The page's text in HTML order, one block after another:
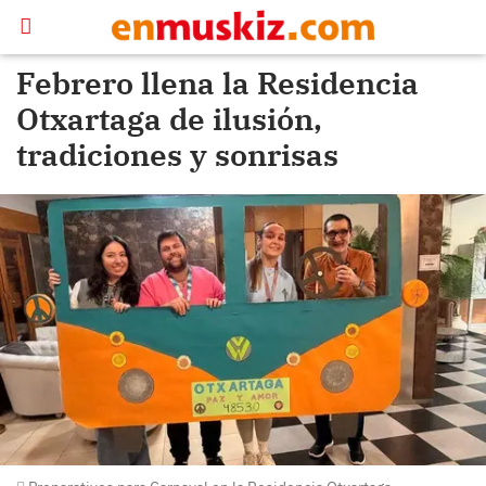
Febrero llena la Residencia
Otxartaga de ilusión,
tradiciones y sonrisas